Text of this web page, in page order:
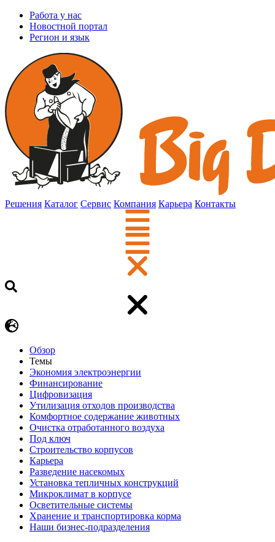
Работа у нас
Новостной портал
Регион и язык
Решения Каталог Сервис Компания Карьера Контакты
Обзор
Темы
Экономия электроэнергии
Финансирование
Цифровизация
Утилизация отходов производства
Комфортное содержание животных
Очистка отработанного воздуха
Под ключ
Строительство корпусов
Карьера
Разведение насекомых
Установка тепличных конструкций
Микроклимат в корпусе
Осветительные системы
Хранение и транспортировка корма
Наши бизнес-подразделения